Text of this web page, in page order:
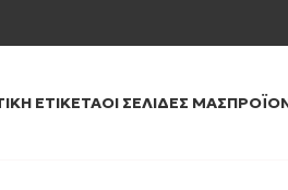
ΕΤΙΚΈΤΑΟΙ ΣΕΛΊΔΕΣ ΜΑΣ